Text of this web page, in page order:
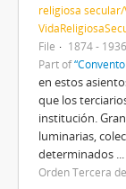
religiosa secular/
File
1874 - 1936
Part of
en estos
que los
institución.
luminarias,
determinados ...
Orden Tercera